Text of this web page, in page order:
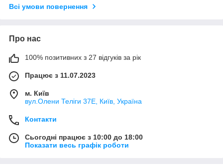
Всі умови повернення
Про нас
100% позитивних з 27 відгуків за рік
Працює з 11.07.2023
м. Київ
вул.Олени Теліги 37Е, Київ, Україна
Контакти
Сьогодні працює з 10:00 до 18:00
Показати весь графік роботи